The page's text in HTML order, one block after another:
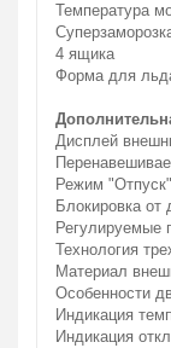
Температура
4 ящика
Форма для
Дисплей
Режим "Отпуск"
Блокировка от
Регулируемые
Технология
Материал
Особенности
Индикация
Индикация